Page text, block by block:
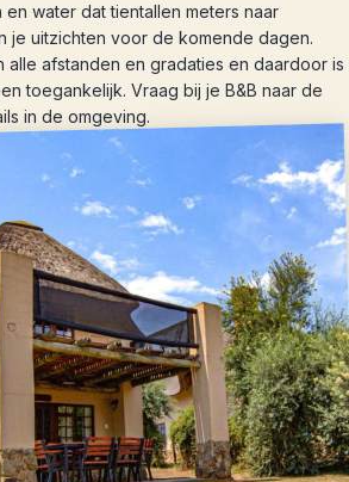
water dat tientallen meters naar
je uitzichten voor de komende dagen.
alle afstanden en gradaties en daardoor is
toegankelijk. Vraag bij je B&B naar de
in de omgeving.